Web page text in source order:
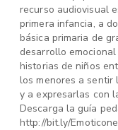
recurso audiovisual
primera infancia, a
básica primaria de
desarrollo
historias de niños
los menores a sentir
y a expresarlas con
Descarga la guía
http://bit.ly/